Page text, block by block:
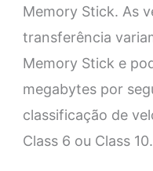
Memory Stick. As
transferência
Memory Stick e
megabytes por
classificação de
Class 6 ou Class 10.